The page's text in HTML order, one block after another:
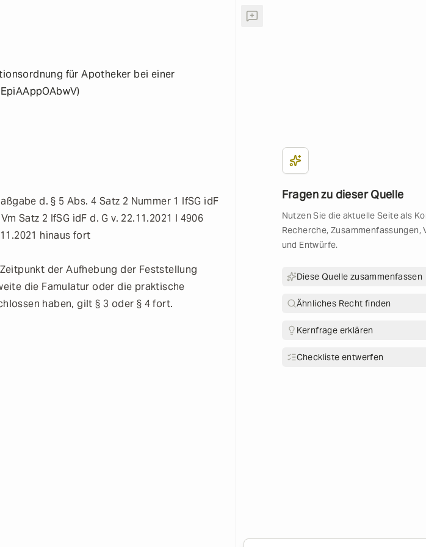
für Apotheker bei einer
d. § 5 Abs. 4 Satz 2 Nummer 1 IfSG idF
Satz 2 IfSG idF d. G v. 22.11.2021 I 4906
hinaus fort
der Aufhebung der Feststellung
die Famulatur oder die praktische
haben, gilt § 3 oder § 4 fort.
Fragen zu dieser Quelle
Nutzen Sie die aktuelle Seite als
Recherche, Zusammenfassungen,
und Entwürfe.
Diese Quelle zusammenfassen
Ähnliches Recht finden
Kernfrage erklären
Checkliste entwerfen